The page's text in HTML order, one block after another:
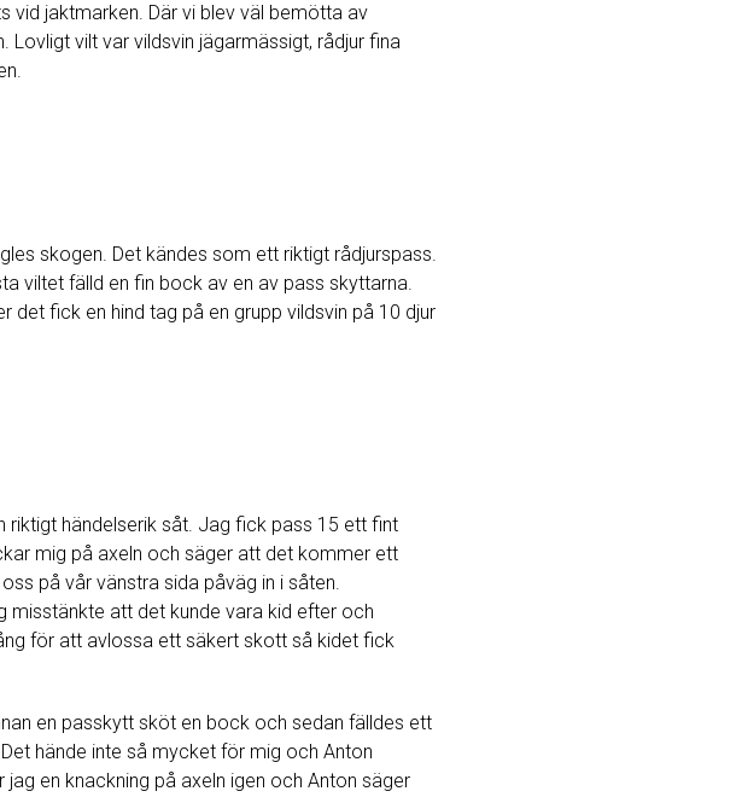
vid jaktmarken. Där vi blev väl bemötta av
vilt var vildsvin jägarmässigt, rådjur fina
skogen. Det kändes som ett riktigt rådjurspass.
viltet fälld en fin bock av en av pass skyttarna.
det fick en hind tag på en grupp vildsvin på 10 djur
riktigt händelserik såt. Jag fick pass 15 ett fint
mig på axeln och säger att det kommer ett
på vår vänstra sida påväg in i såten.
misstänkte att det kunde vara kid efter och
för att avlossa ett säkert skott så kidet fick
en passkytt sköt en bock och sedan fälldes ett
hände inte så mycket för mig och Anton
en knackning på axeln igen och Anton säger